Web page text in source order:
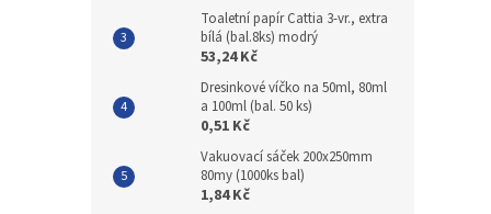
Toaletní papír Cattia 3-vr., extra
bílá (bal.8ks) modrý
53,24 Kč
Dresinkové víčko na 50ml, 80ml
a 100ml (bal. 50 ks)
0,51 Kč
Vakuovací sáček 200x250mm
80my (1000ks bal)
1,84 Kč